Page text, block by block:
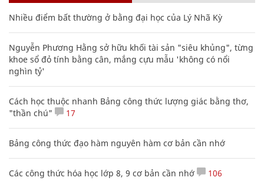
Nhiều điểm bất thường ở bằng đại học của Lý Nhã Kỳ
Nguyễn Phương Hằng sở hữu khối tài sản "siêu khủng", từng
khoe sổ đỏ tính bằng cân, mắng cựu mẫu 'không có nổi
nghìn tỷ'
Cách học thuộc nhanh Bảng công thức lượng giác bằng thơ,
"thần chú"
17
Bảng công thức đạo hàm nguyên hàm cơ bản cần nhớ
Các công thức hóa học lớp 8, 9 cơ bản cần nhớ 106